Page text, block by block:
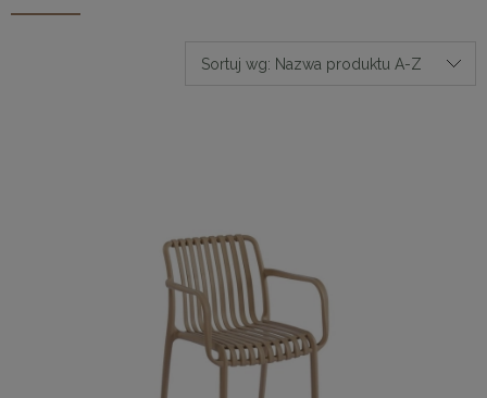
Sortuj wg: Nazwa produktu A-Z